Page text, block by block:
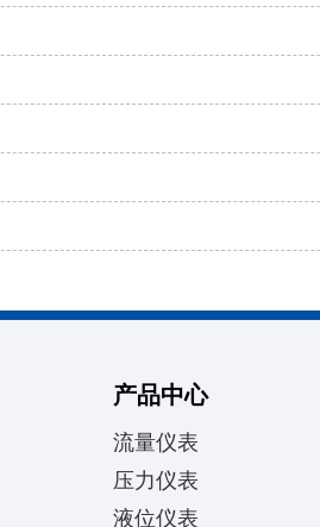
产品中心
流量仪表
压力仪表
液位仪表